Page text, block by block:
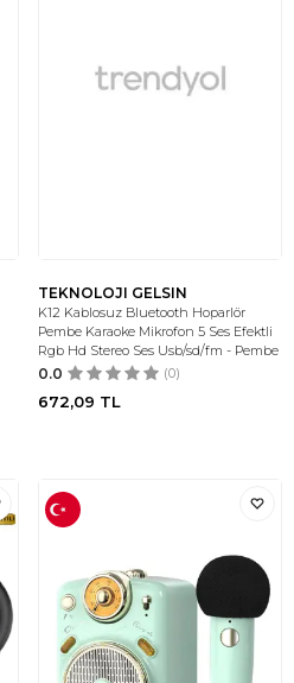
TEKNOLOJI GELSIN
K12 Kablosuz Bluetooth Hoparlör
Pembe Karaoke Mikrofon 5 Ses Efektli
Rgb Hd Stereo Ses Usb/sd/fm - Pembe
0.0 (0)
672,09 TL